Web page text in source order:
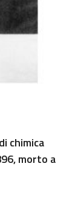
chimica
morto a